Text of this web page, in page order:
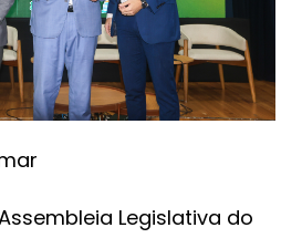
Legislativa do